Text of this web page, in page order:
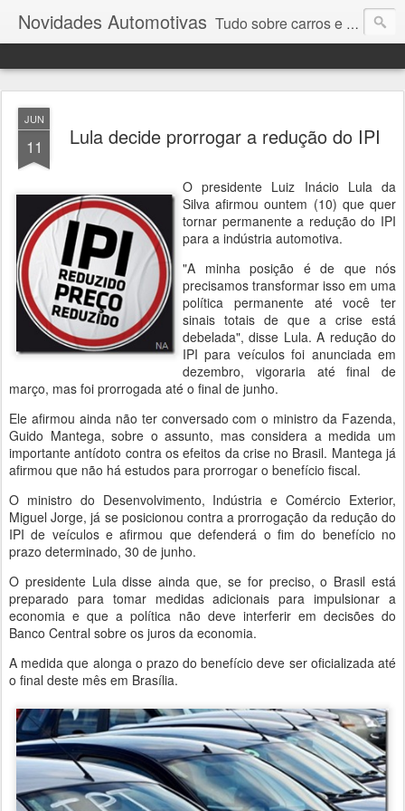
Novidades Automotivas Tudo sobre carros e motores
JUN
11 Lula decide prorrogar a redução do IPI
O presidente Luiz Inácio Lula da
Silva afirmou ountem (10) que quer
tornar permanente a redução do IPI
para a indústria automotiva.
"A minha posição é de que nós
precisamos transformar isso em uma
política permanente até você ter
sinais totais de que a crise está
debelada", disse Lula. A redução do
IPI para veículos foi anunciada em
dezembro, vigoraria até final de
março, mas foi prorrogada até o final de junho.
Ele afirmou ainda não ter conversado com o ministro da Fazenda,
Guido Mantega, sobre o assunto, mas considera a medida um
importante antídoto contra os efeitos da crise no Brasil. Mantega já
afirmou que não há estudos para prorrogar o benefício fiscal.
O ministro do Desenvolvimento, Indústria e Comércio Exterior,
Miguel Jorge, já se posicionou contra a prorrogação da redução do
IPI de veículos e afirmou que defenderá o fim do benefício no
prazo determinado, 30 de junho.
O presidente Lula disse ainda que, se for preciso, o Brasil está
preparado para tomar medidas adicionais para impulsionar a
economia e que a política não deve interferir em decisões do
Banco Central sobre os juros da economia.
A medida que alonga o prazo do benefício deve ser oficializada até
o final deste mês em Brasília.